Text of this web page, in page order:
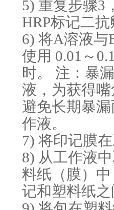
5) 重复步骤3
HRP标记二
6) 将A溶液与
使用 0.01～
时。 注：暴
液，为获得
避免长期暴
作液。
7) 将印记膜
8) 从工作液
料纸（膜）
记和塑料纸